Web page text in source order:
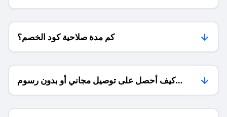
للمتاجر؟
كم مدة صلاحية كود الخصم؟
كيف أحصل على توصيل مجاني أو بدون رسوم
الشحن ؟